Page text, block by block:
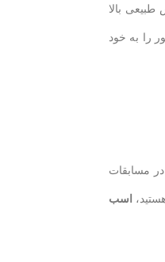
بالا
را به خود
مسابقات
اسب